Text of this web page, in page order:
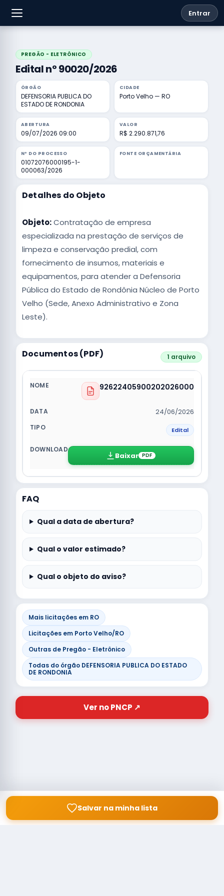
Entrar
PREGÃO - ELETRÔNICO
Edital nº 90020/2026
ÓRGÃO
DEFENSORIA PUBLICA DO
ESTADO DE RONDONIA
CIDADE
Porto Velho — RO
ABERTURA
09/07/2026 09:00
VALOR
R$ 2.290.871,76
Nº DO PROCESSO
01072076000195-1-
000063/2026
FONTE ORÇAMENTÁRIA
Detalhes do Objeto
Objeto:Contratação de empresa
especializada na prestação de serviços de
limpeza e conservação predial, com
fornecimento de insumos, materiais e
equipamentos, para atender a Defensoria
Pública do Estado de Rondônia Núcleo de Porto
Velho (Sede, Anexo Administrativo e Zona
Leste).
Documentos (PDF) 1 arquivo
92622405900202026000
24/06/2026
Edital
Baixar PDF
FAQ
Qual a data de abertura?
Qual o valor estimado?
Qual o objeto do aviso?
Mais licitações em RO
Licitações em Porto Velho/RO
Outras de Pregão - Eletrônico
Todas do órgão DEFENSORIA PUBLICA DO ESTADO
DE RONDONIA
Ver no PNCP ↗
Salvar na minha lista